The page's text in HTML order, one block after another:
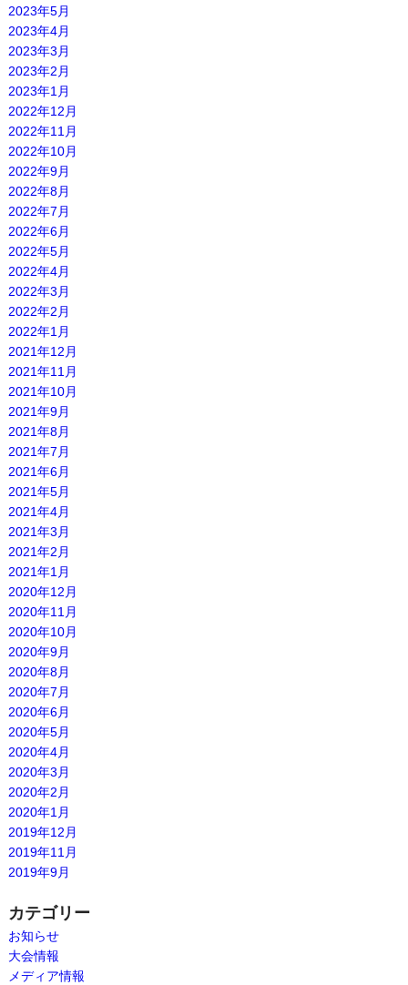
2023年5月
2023年4月
2023年3月
2023年2月
2023年1月
2022年12月
2022年11月
2022年10月
2022年9月
2022年8月
2022年7月
2022年6月
2022年5月
2022年4月
2022年3月
2022年2月
2022年1月
2021年12月
2021年11月
2021年10月
2021年9月
2021年8月
2021年7月
2021年6月
2021年5月
2021年4月
2021年3月
2021年2月
2021年1月
2020年12月
2020年11月
2020年10月
2020年9月
2020年8月
2020年7月
2020年6月
2020年5月
2020年4月
2020年3月
2020年2月
2020年1月
2019年12月
2019年11月
2019年9月
カテゴリー
お知らせ
大会情報
メディア情報